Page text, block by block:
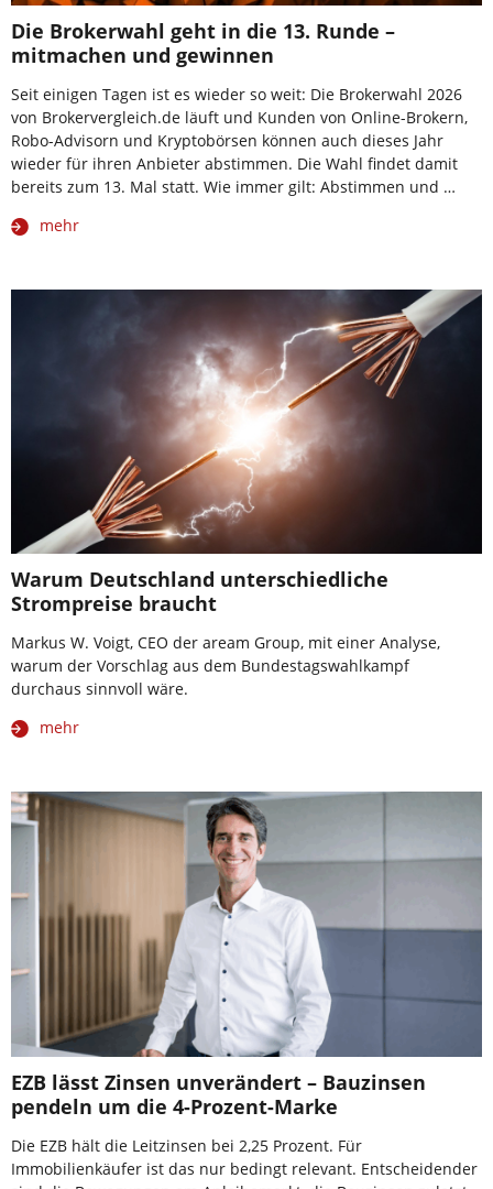
Die Brokerwahl geht in die 13. Runde –
mitmachen und gewinnen
Seit einigen Tagen ist es wieder so weit: Die Brokerwahl 2026
von Brokervergleich.de läuft und Kunden von Online-Brokern,
Robo-Advisorn und Kryptobörsen können auch dieses Jahr
wieder für ihren Anbieter abstimmen. Die Wahl findet damit
bereits zum 13. Mal statt. Wie immer gilt: Abstimmen und …
mehr
Warum Deutschland unterschiedliche
Strompreise braucht
Markus W. Voigt, CEO der aream Group, mit einer Analyse,
warum der Vorschlag aus dem Bundestagswahlkampf
durchaus sinnvoll wäre.
mehr
EZB lässt Zinsen unverändert – Bauzinsen
pendeln um die 4-Prozent-Marke
Die EZB hält die Leitzinsen bei 2,25 Prozent. Für
Immobilienkäufer ist das nur bedingt relevant. Entscheidender